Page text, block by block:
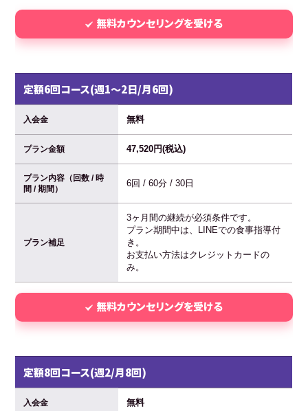
無料カウンセリングを受ける
定額6回コース(週1〜2日/月6回)
入会金 無料
プラン金額 47,520円(税込)
プラン内容（回数 / 時
間 / 期間）
6回 / 60分 / 30日
プラン補足
3ヶ月間の継続が必須条件です。
プラン期間中は、LINEでの食事指導付
き。
お支払い方法はクレジットカードの
み。
無料カウンセリングを受ける
定額8回コース(週2/月8回)
入会金 無料